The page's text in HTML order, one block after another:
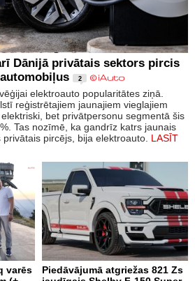
Dānijā privātais sektors pircis
2
elektroauto popularitātes ziņā.
reģistrētajiem jaunajiem vieglajiem
bet privātpersonu segmentā šis
Tas nozīmē, ka gandrīz katrs jaunais
pircējs, bija elektroauto. LASĪT
varēs
Piedāvājumā atgriežas 821 Zs